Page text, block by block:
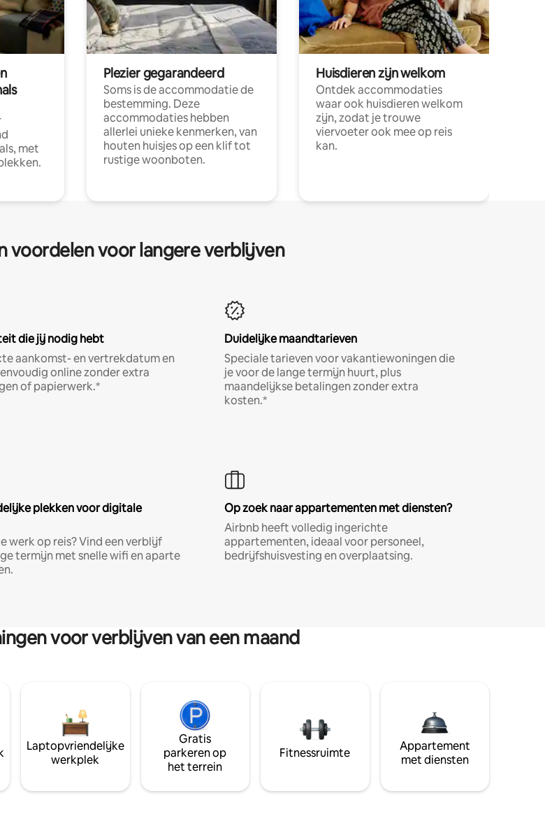
met
Plezier gegarandeerd
Soms is de accommodatie de
bestemming. Deze
accommodaties hebben
allerlei unieke kenmerken, van
houten huisjes op een klif tot
rustige woonboten.
Huisdieren zijn welkom
Ontdek accommodaties
waar ook huisdieren welkom
zijn, zodat je trouwe
viervoeter ook mee op reis
kan.
voordelen voor langere verblijven
die jij nodig hebt
aankomst- en vertrekdatum en
online zonder extra
of papierwerk.*
Duidelijke maandtarieven
Speciale tarieven voor vakantiewoningen die
je voor de lange termijn huurt, plus
maandelijkse betalingen zonder extra
kosten.*
plekken voor digitale
werk op reis? Vind een verblijf
termijn met snelle wifi en aparte
Op zoek naar appartementen met diensten?
Airbnb heeft volledig ingerichte
appartementen, ideaal voor personeel,
bedrijfshuisvesting en overplaatsing.
voor verblijven van een maand
Laptopvriendelijke
werkplek
Gratis
parkeren op
het terrein
Fitnessruimte
Appartement
met diensten